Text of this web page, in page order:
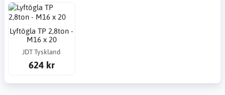
Lyftögla TP 2,8ton -
M16 x 20
JDT Tyskland
624 kr